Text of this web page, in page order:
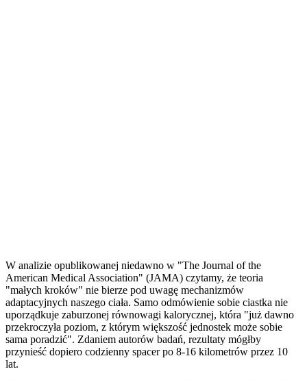
W analizie opublikowanej niedawno w "The Journal of the
American Medical Association" (JAMA) czytamy, że teoria
"małych kroków" nie bierze pod uwagę mechanizmów
adaptacyjnych naszego ciała. Samo odmówienie sobie ciastka nie
uporządkuje zaburzonej równowagi kalorycznej, która "już dawno
przekroczyła poziom, z którym większość jednostek może sobie
sama poradzić". Zdaniem autorów badań, rezultaty mógłby
przynieść dopiero codzienny spacer po 8-16 kilometrów przez 10
lat.